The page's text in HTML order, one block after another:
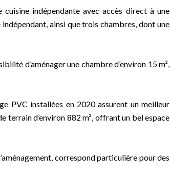
cuisine indépendante avec accès direct à une
ainsi que trois chambres, dont une
d’aménager une chambre d’environ 15 m²,
PVC installées en 2020 assurent un meilleur
terrain d’environ 882 m², offrant un bel espace
correspond particulière pour des